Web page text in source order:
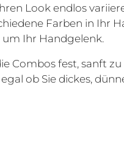
Look endlos
Farben in Ihr
Ihr Handgelenk.
Combos fest, sanft
ob Sie dickes,